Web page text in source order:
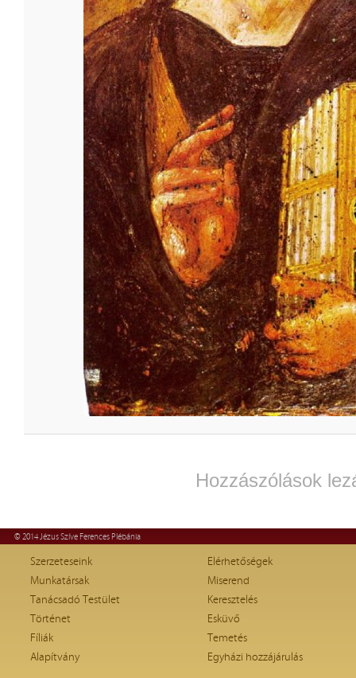
Hozzászólások
© 2014 Jézus Szíve Ferences Plébánia
Szerzeteseink
Munkatársak
Tanácsadó Testület
Történet
Fíliák
Alapítvány
Elérhetőségek
Miserend
Keresztelés
Esküvő
Temetés
Egyházi hozzájárulás